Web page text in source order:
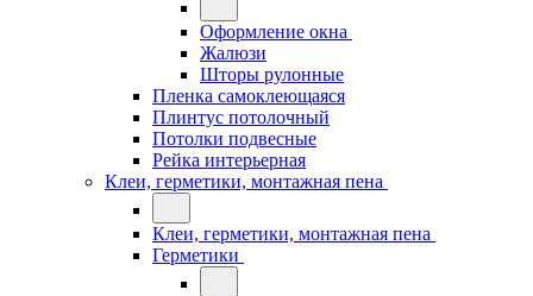
Оформление окна
Жалюзи
Шторы рулонные
Пленка самоклеющаяся
Плинтус потолочный
Потолки подвесные
Рейка интерьерная
Клеи, герметики, монтажная пена
Клеи, герметики, монтажная пена
Герметики